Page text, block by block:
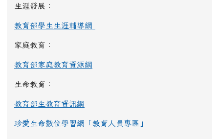
生涯發展：
教育部學生生涯輔導網
家庭教育：
教育部家庭教育資源網
生命教育：
教育部生教育資訊網
珍愛生命數位學習網「教育人員專區」